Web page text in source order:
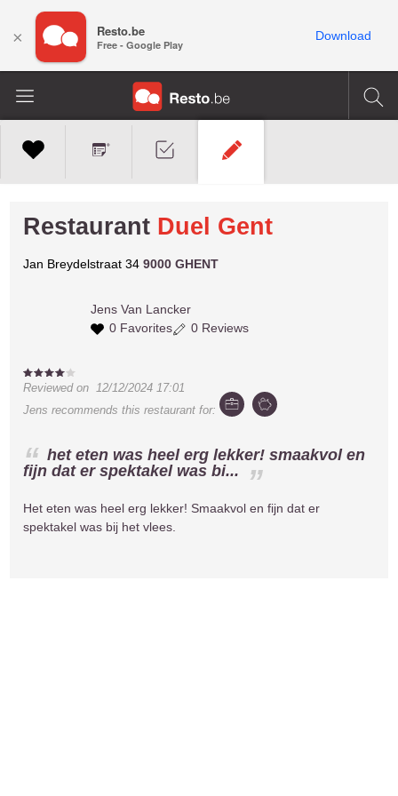
Restaurant Duel Gent
Jan Breydelstraat 349000 GHENT
Jens Van Lancker
0 Favorites
0 Reviews
Reviewed on12/12/2024 17:01
Jens recommends this restaurant for:
het eten was heel erg lekker! smaakvol en
fijn dat er spektakel was bi...
Het eten was heel erg lekker! Smaakvol en fijn dat er
spektakel was bij het vlees.
× Resto.be
Free - Google Play
Download